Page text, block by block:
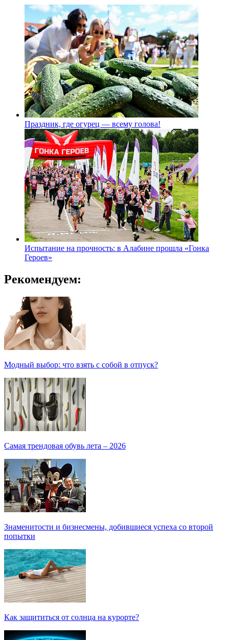
Праздник, где огурец — всему голова!
Испытание на прочность: в Алабине прошла «Гонка
Героев»
Рекомендуем:
Модный выбор: что взять с собой в отпуск?
Самая трендовая обувь лета – 2026
Знаменитости и бизнесмены, добившиеся успеха со второй
попытки
Как защититься от солнца на курорте?